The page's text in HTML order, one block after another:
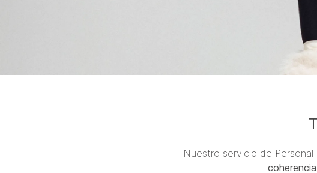
Nuestro servicio de
coherencia